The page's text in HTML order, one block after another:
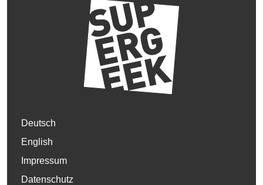
Deutsch
English
Impressum
Datenschutz